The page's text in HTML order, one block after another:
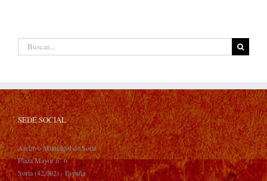
Buscar:
SEDE SOCIAL
Archivo Municipal de Soria
Plaza Mayor n° 6
Soria (42.002) - España